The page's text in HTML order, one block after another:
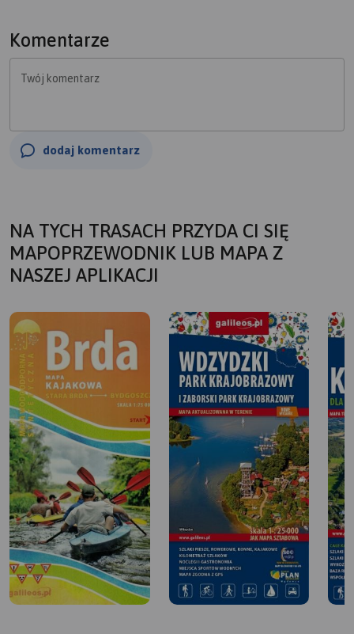
Komentarze
Twój komentarz
dodaj komentarz
NA TYCH TRASACH PRZYDA CI SIĘ
MAPOPRZEWODNIK LUB MAPA Z
NASZEJ APLIKACJI